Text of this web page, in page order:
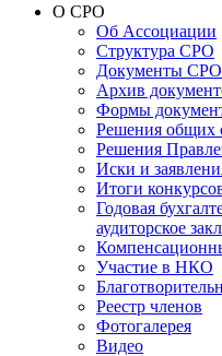
О СРО
Об Ассоциации
Структура СРО
Документы СРО
Архив
Формы
Решения общих
Решения
Иски и
Итоги
Годовая
аудиторское
Участие в НКО
Реестр членов
Фотогалерея
Видео